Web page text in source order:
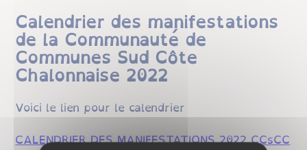
Calendrier des manifestations
de la Communauté de
Communes Sud Côte
Chalonnaise 2022
Voici le lien pour le calendrier
CALENDRIER DES MANIFESTATIONS 2022 CCsCC